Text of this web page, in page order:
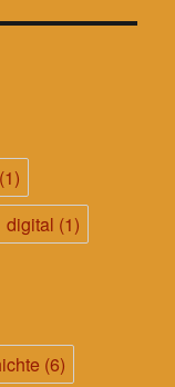
(1)
digital (1)
(6)